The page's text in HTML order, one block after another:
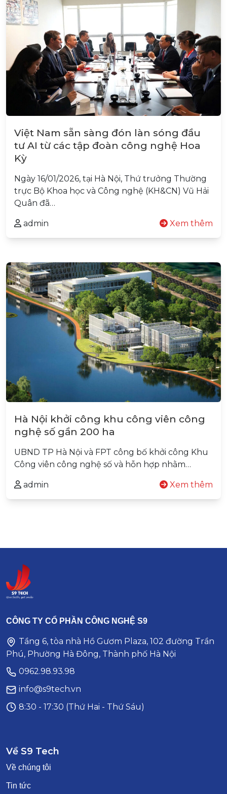
Việt Nam sẵn sàng đón làn sóng đầu
tư AI từ các tập đoàn công nghệ Hoa
Kỳ
Ngày 16/01/2026, tại Hà Nội, Thứ trưởng Thường
trực Bộ Khoa học và Công nghệ (KH&CN) Vũ Hải
Quân đã…
admin Xem thêm
Hà Nội khởi công khu công viên công
nghệ số gần 200 ha
UBND TP Hà Nội và FPT công bố khởi công Khu
Công viên công nghệ số và hỗn hợp nhằm…
admin Xem thêm
CÔNG TY CỔ PHẦN CÔNG NGHỆ S9
Tầng 6, tòa nhà Hồ Gươm Plaza, 102 đường Trần
Phú, Phường Hà Đông, Thành phố Hà Nội
0962.98.93.98
info@s9tech.vn
8:30 - 17:30 (Thứ Hai - Thứ Sáu)
Về S9 Tech
Về chúng tôi
Tin tức